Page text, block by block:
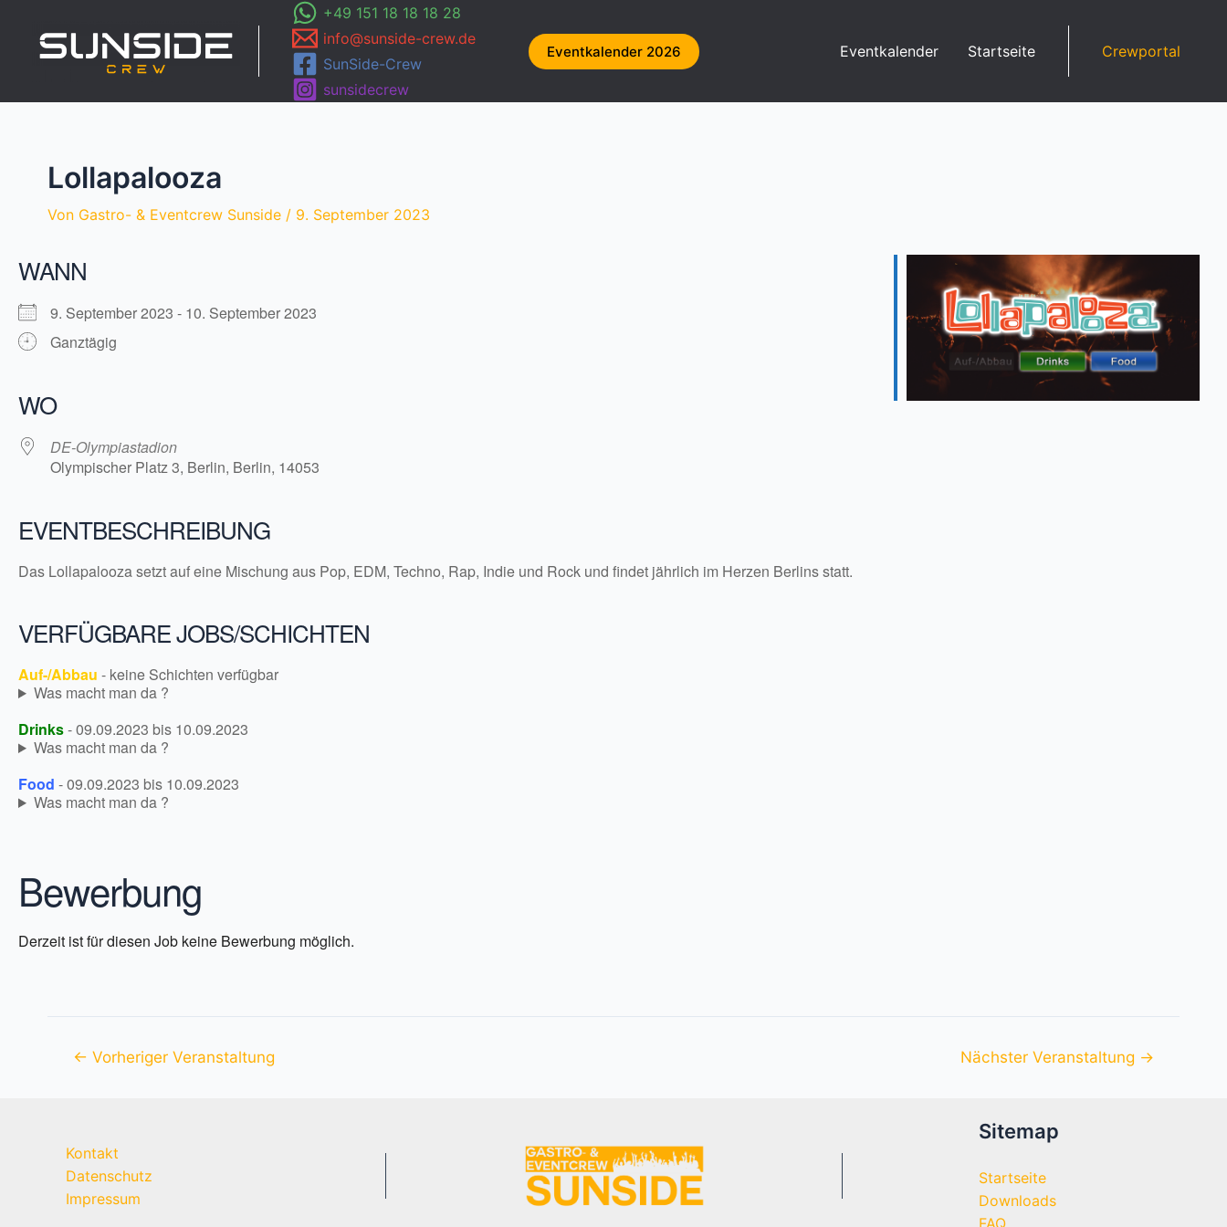
springen
+49 151 18 18 18 28
info@sunside-crew.de
SunSide-Crew
sunsidecrew
Eventkalender 2026 Eventkalender Startseite Crewportal
Lollapalooza
Von Gastro- & Eventcrew Sunside / 9. September 2023
WANN
9. September 2023 - 10. September 2023
Ganztägig
WO
DE-Olympiastadion
Olympischer Platz 3, Berlin, Berlin, 14053
EVENTBESCHREIBUNG
Das Lollapalooza setzt auf eine Mischung aus Pop, EDM, Techno, Rap, Indie und Rock und findet jährlich im Herzen Berlins statt.
VERFÜGBARE JOBS/SCHICHTEN
Auf-/Abbau - keine Schichten verfügbar
Was macht man da ?
Drinks- 09.09.2023 bis 10.09.2023
Was macht man da ?
Food - 09.09.2023 bis 10.09.2023
Was macht man da ?
Bewerbung
Derzeit ist für diesen Job keine Bewerbung möglich.
Beitragsnavigation
← Vorheriger Veranstaltung Nächster Veranstaltung →
Kontakt
Datenschutz
Impressum
Sitemap
Startseite
Downloads
FAQ